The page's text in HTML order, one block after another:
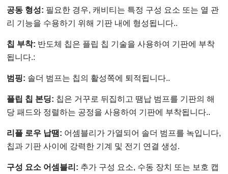
공동 형성: 필요한 경우, 캐비티는 특정 구성 요소 또는 열 관
리 기능을 수용하기 위해 기판 내에 형성됩니다..
칩 부착: 반도체 칩은 플립 칩 기술을 사용하여 기판에 부착
됩니다.:
범핑: 솔더 범프는 칩의 활성쪽에 퇴적됩니다..
플립 칩 본딩: 칩은 거꾸로 뒤집히고 땜납 범프를 기판의 해
당 패드와 정렬하는 공정을 사용하여 기판에 부착됩니다..
리플 로우 납땜: 어셈블리가 가열되어 솔더 범프를 녹입니다,
칩과 기판 사이에 강력한 기계 및 전기 연결 생성.
구성 요소 어셈블리: 추가 구성 요소, 수동 장치 또는 보호 캡